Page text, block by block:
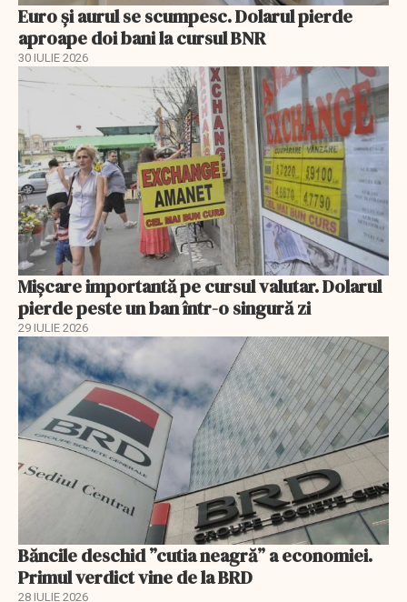
Euro și aurul se scumpesc. Dolarul pierde
aproape doi bani la cursul BNR
30 IULIE 2026
Mișcare importantă pe cursul valutar. Dolarul
pierde peste un ban într-o singură zi
29 IULIE 2026
Băncile deschid ”cutia neagră” a economiei.
Primul verdict vine de la BRD
28 IULIE 2026